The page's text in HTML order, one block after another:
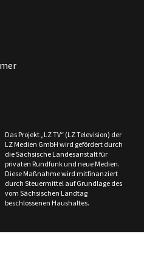
Das Projekt „LZ TV“ (LZ Television) der
LZ Medien GmbH wird gefördert durch
die Sächsische Landesanstalt für
privaten Rundfunk und neue Medien.
Diese Maßnahme wird mitfinanziert
durch Steuermittel auf Grundlage des
vom Sächsischen Landtag
beschlossenen Haushaltes.